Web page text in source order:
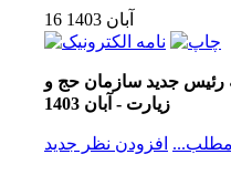
16 آبان 1403
رئیس جدید سازمان حج و
زیارت - آبان 1403
مطلب... افزودن نظر جدید